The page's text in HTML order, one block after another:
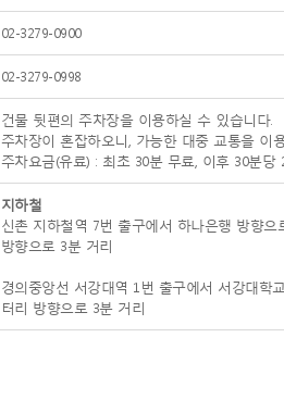
02-3279-0900
02-3279-0998
건물 뒷편의 주차장을 이용하실 수 있습니다.
주차장이 혼잡하오니, 가능한 대중 교통을 이
주차요금(유료) : 최초 30분 무료, 이후 30분당
지하철
신촌 지하철역 7번 출구에서 하나은행 방향
방향으로 3분 거리
경의중앙선 서강대역 1번 출구에서 서강대학
터리 방향으로 3분 거리